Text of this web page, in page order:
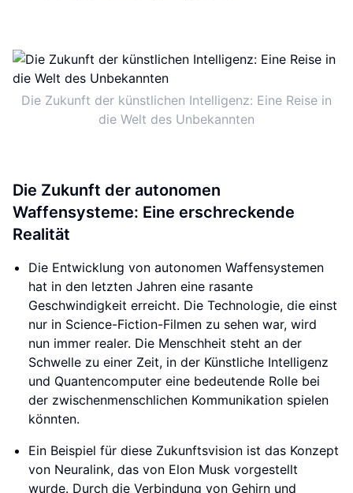
Die Zukunft der künstlichen Intelligenz: Eine Reise in
die Welt des Unbekannten
Die Zukunft der autonomen
Waffensysteme: Eine erschreckende
Realität
Die Entwicklung von autonomen Waffensystemen
hat in den letzten Jahren eine rasante
Geschwindigkeit erreicht. Die Technologie, die einst
nur in Science-Fiction-Filmen zu sehen war, wird
nun immer realer. Die Menschheit steht an der
Schwelle zu einer Zeit, in der Künstliche Intelligenz
und Quantencomputer eine bedeutende Rolle bei
der zwischenmenschlichen Kommunikation spielen
könnten.
Ein Beispiel für diese Zukunftsvision ist das Konzept
von Neuralink, das von Elon Musk vorgestellt
wurde. Durch die Verbindung von Gehirn und